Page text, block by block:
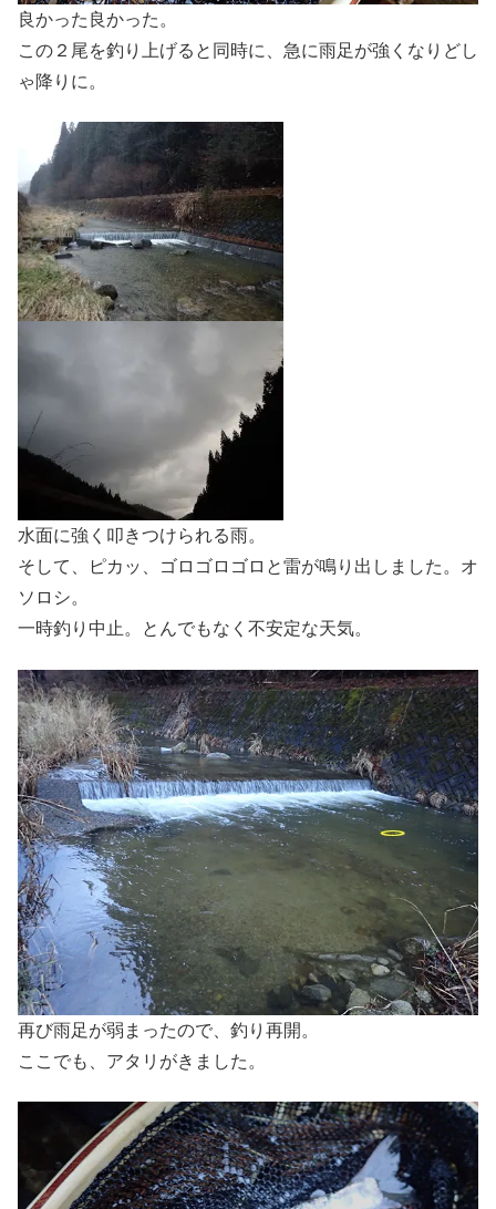
良かった良かった。
この２尾を釣り上げると同時に、急に雨足が強くなりどし
ゃ降りに。
水面に強く叩きつけられる雨。
そして、ピカッ、ゴロゴロゴロと雷が鳴り出しました。オ
ソロシ。
一時釣り中止。とんでもなく不安定な天気。
再び雨足が弱まったので、釣り再開。
ここでも、アタリがきました。